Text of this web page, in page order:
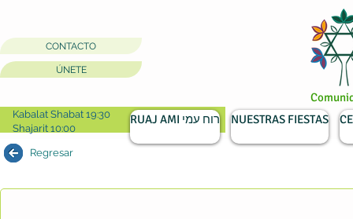
CONTACTO
ÚNETE
Kabalat Shabat 19:30
Shajarit 10:00
Regresar
RUAJ AMI רוח עמי NUESTRAS FIESTAS